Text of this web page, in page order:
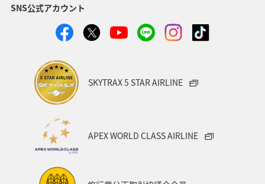
クロダイ 福岡県
関西地方 大分県 福島県
兵庫県 群馬県
愛媛県 趣味
マアジ
茨城県 イシダイ
東海地方
SNS公式アカウント
SKYTRAX 5 STAR AIRLINE
APEX WORLD CLASS AIRLINE